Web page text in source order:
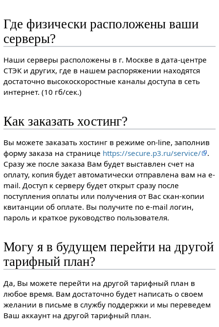
Где физически расположены ваши
серверы?
Наши серверы расположены в г. Москве в дата-центре
СТЭК и других, где в нашем распоряжении находятся
достаточно высокоскоростные каналы доступа в сеть
интернет. (10 гб/сек.)
Как заказать хостинг?
Вы можете заказать хостинг в режиме on-line, заполнив
форму заказа на странице https://secure.p3.ru/service/
.
Сразу же после заказа Вам будет выставлен счет на
оплату, копия будет автоматически отправлена вам на e-
mail. Доступ к серверу будет открыт сразу после
поступления оплаты или получения от Вас скан-копии
квитанции об оплате. Вы получите по e-mail логин,
пароль и краткое руководство пользователя.
Могу я в будущем перейти на другой
тарифный план?
Да, Вы можете перейти на другой тарифный план в
любое время. Вам достаточно будет написать о своем
желании в письме в службу поддержки и мы переведем
Ваш аккаунт на другой тарифный план.